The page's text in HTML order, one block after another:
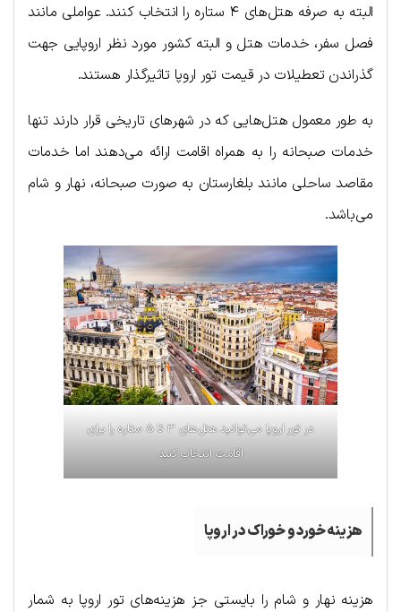
البته به صرفه هتل‌های ۴ ستاره را انتخاب کنند. عواملی مانند
فصل سفر، خدمات هتل و البته کشور مورد نظر اروپایی جهت
گذراندن تعطیلات در قیمت تور اروپا تاثیرگذار هستند.
به طور معمول هتل‌هایی که در شهرهای تاریخی قرار دارند تنها
خدمات صبحانه را به همراه اقامت ارائه می‌دهند اما خدمات
مقاصد ساحلی مانند بلغارستان به صورت صبحانه، نهار و شام
می‌باشد.
در تور اروپا می‌توانید هتل‌های ۳ تا ۵ ستاره را برای
اقامت انتخاب کنید
هزینه خورد و خوراک در اروپا
هزینه نهار و شام را بایستی جز هزینه‌های تور اروپا به شمار